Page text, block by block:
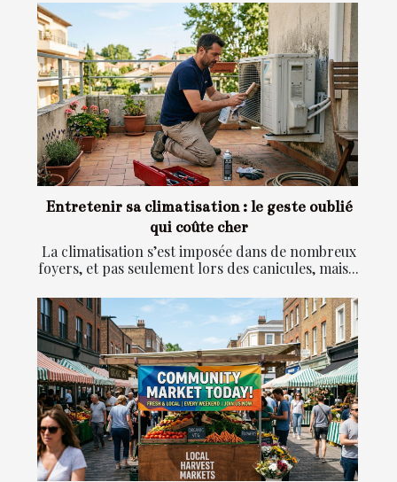
Entretenir sa climatisation : le geste oublié
qui coûte cher
La climatisation s’est imposée dans de nombreux
foyers, et pas seulement lors des canicules, mais...